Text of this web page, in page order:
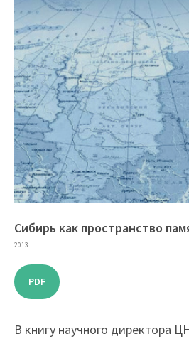
Сибирь как пространство
2013
PDF
В книгу научного директора